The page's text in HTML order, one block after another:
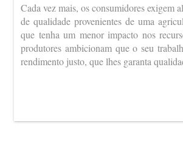
Cada vez mais, os consumidores exigem
de qualidade provenientes de uma
que tenha um menor impacto nos
produtores ambicionam que o seu
rendimento justo, que lhes garanta